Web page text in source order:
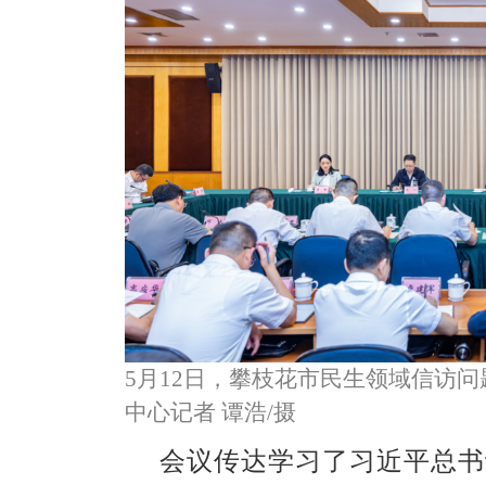
5月12日，攀枝花市民生领域信访
中心记者 谭浩/摄
会议传达学习了习近平总